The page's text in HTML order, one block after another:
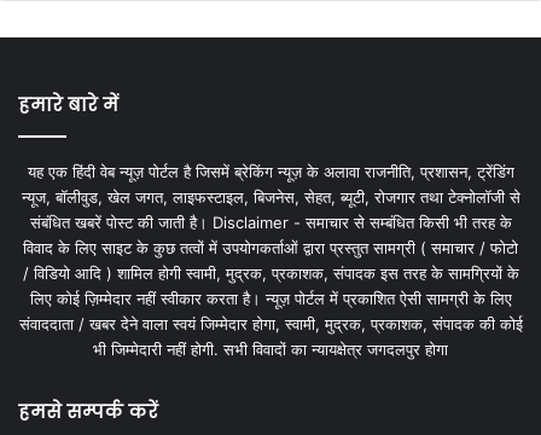
हमारे बारे में
यह एक हिंदी वेब न्यूज़ पोर्टल है जिसमें ब्रेकिंग न्यूज़ के अलावा राजनीति, प्रशासन, ट्रेंडिंग
न्यूज, बॉलीवुड, खेल जगत, लाइफस्टाइल, बिजनेस, सेहत, ब्यूटी, रोजगार तथा टेक्नोलॉजी से
संबंधित खबरें पोस्ट की जाती है। Disclaimer - समाचार से सम्बंधित किसी भी तरह के
विवाद के लिए साइट के कुछ तत्वों में उपयोगकर्ताओं द्वारा प्रस्तुत सामग्री ( समाचार / फोटो
/ विडियो आदि ) शामिल होगी स्वामी, मुद्रक, प्रकाशक, संपादक इस तरह के सामग्रियों के
लिए कोई ज़िम्मेदार नहीं स्वीकार करता है। न्यूज़ पोर्टल में प्रकाशित ऐसी सामग्री के लिए
संवाददाता / खबर देने वाला स्वयं जिम्मेदार होगा, स्वामी, मुद्रक, प्रकाशक, संपादक की कोई
भी जिम्मेदारी नहीं होगी. सभी विवादों का न्यायक्षेत्र जगदलपुर होगा
हमसे सम्पर्क करें